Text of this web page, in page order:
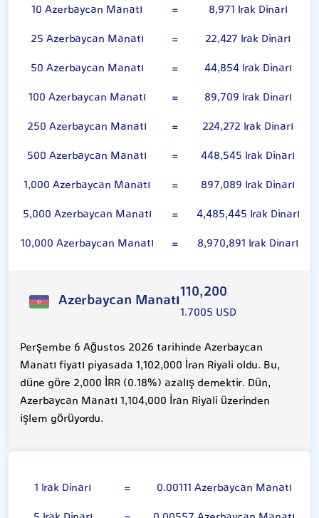
10 Azerbaycan Manatı
=
8,971 Irak Dinarı
25 Azerbaycan Manatı
=
22,427 Irak Dinarı
50 Azerbaycan Manatı
=
44,854 Irak Dinarı
100 Azerbaycan Manatı
=
89,709 Irak Dinarı
250 Azerbaycan Manatı
=
224,272 Irak Dinarı
500 Azerbaycan Manatı
=
448,545 Irak Dinarı
1,000 Azerbaycan Manatı
=
897,089 Irak Dinarı
5,000 Azerbaycan Manatı
=
4,485,445 Irak Dinarı
10,000 Azerbaycan Manatı
= 8,970,891 Irak Dinarı
Azerbaycan Manatı110,200
1.7005 USD
Perşembe 6 Ağustos 2026 tarihinde Azerbaycan
Manatı fiyatı piyasada 1,102,000 İran Riyali oldu. Bu,
düne göre 2,000 İRR (0.18%) azalış demektir. Dün,
Azerbaycan Manatı 1,104,000 İran Riyali üzerinden
işlem görüyordu.
1 Irak Dinarı =
0.00111 Azerbaycan Manatı